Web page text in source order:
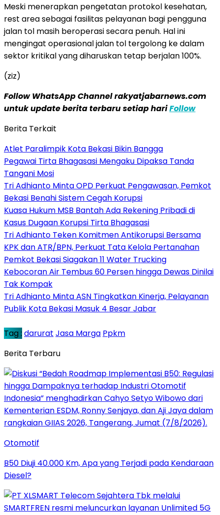
Meski menerapkan pengetatan protokol kesehatan,
rest area sebagai fasilitas pelayanan bagi pengguna
jalan tol masih beroperasi secara penuh. Hal ini
mengingat operasional jalan tol tergolong ke dalam
sektor kritikal yang diharuskan tetap berjalan 100%.
(ziz)
Follow WhatsApp Channel rakyatjabarnews.com
untuk update berita terbaru setiap hariFollow
Berita Terkait
Atlet Paralimpik Kota Bekasi Bikin Bangga
Pegawai Tirta Bhagasasi Mengaku Dipaksa Tanda
Tangani Mosi
Tri Adhianto Minta OPD Perkuat Pengawasan, Pemkot
Bekasi Benahi Sistem Cegah Korupsi
Kuasa Hukum MSB Bantah Ada Rekening Pribadi di
Kasus Dugaan Korupsi Tirta Bhagasasi
Tri Adhianto Teken Komitmen Antikorupsi Bersama
KPK dan ATR/BPN, Perkuat Tata Kelola Pertanahan
Pemkot Bekasi Siagakan 11 Water Trucking
Kebocoran Air Tembus 60 Persen hingga Dewas Dinilai
Tak Kompak
Tri Adhianto Minta ASN Tingkatkan Kinerja, Pelayanan
Publik Kota Bekasi Masuk 4 Besar Jabar
Tag : darurat Jasa Marga Ppkm
Berita Terbaru
Otomotif
B50 Diuji 40.000 Km, Apa yang Terjadi pada Kendaraan
Diesel?